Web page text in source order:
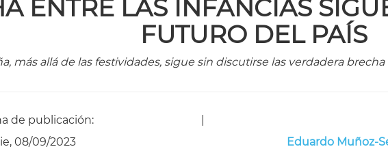
ENTRE LAS INFANCIAS
FUTURO DEL PAÍS
más allá de las festividades, sigue sin discutirse las verdadera
de publicación:
08/09/2023
Eduardo Muñoz-